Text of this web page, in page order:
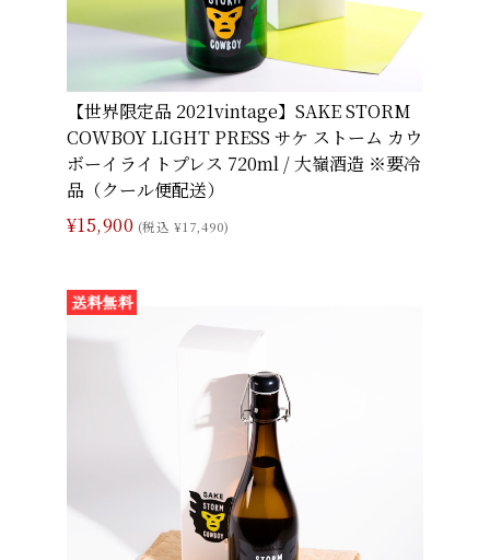
【世界限定品 2021vintage】SAKE STORM
COWBOY LIGHT PRESS サケ ストーム カウ
ボーイライトプレス 720ml / 大嶺酒造 ※要冷
品（クール便配送）
¥15,900 (税込 ¥17,490)